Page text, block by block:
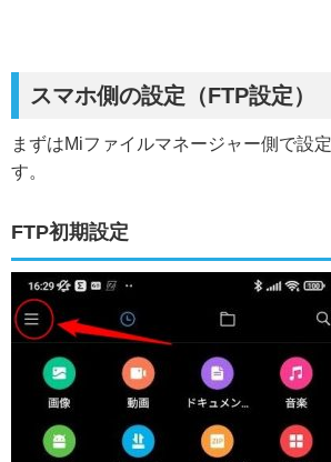
スマホ側の設定（FTP設定）
まずはMiファイルマネージャー側で設
す。
FTP初期設定